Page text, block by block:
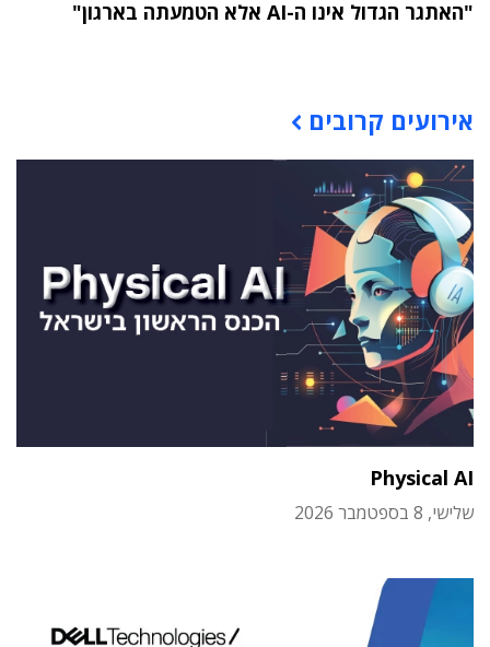
"האתגר הגדול אינו ה-AI אלא הטמעתה בארגון"
אירועים קרובים
Physical AI
שלישי, 8 בספטמבר 2026